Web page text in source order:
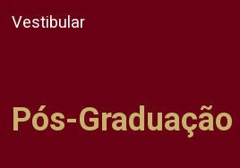
Vestibular
Pós-Graduação